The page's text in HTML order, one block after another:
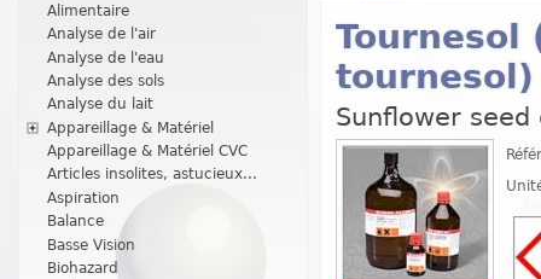
Alimentaire
Analyse de l'air
Analyse de l'eau
Analyse des sols
Analyse du lait
Appareillage & Matériel
Appareillage & Matériel CVC
Articles insolites, astucieux...
Aspiration
Balance
Basse Vision
Biohazard
Sunflower